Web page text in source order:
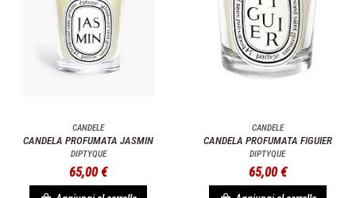
CANDELE
CANDELA PROFUMATA JASMIN
DIPTYQUE
65,00 €
CANDELE
CANDELA PROFUMATA FIGUIER
DIPTYQUE
65,00 €